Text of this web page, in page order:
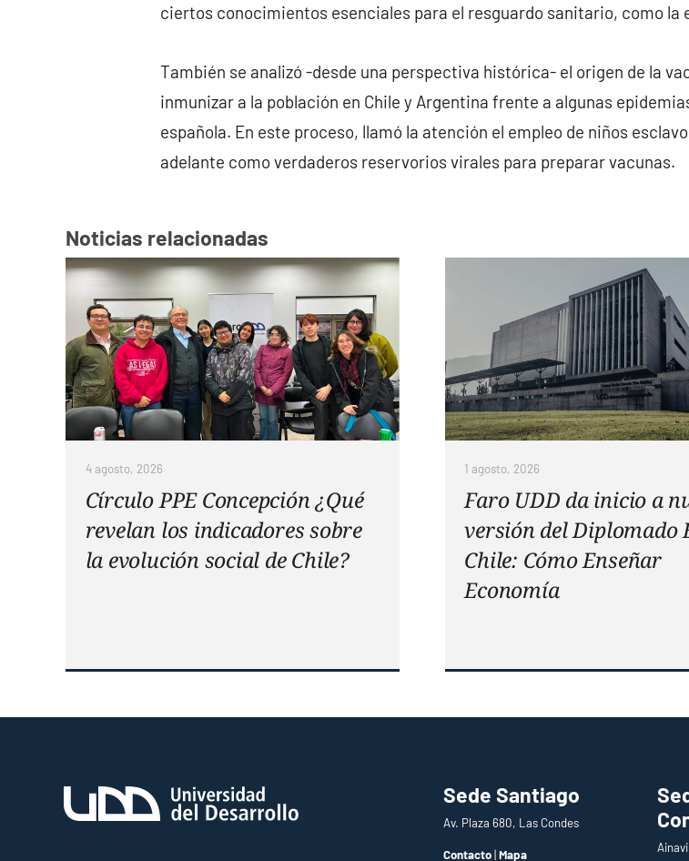
ciertos conocimientos esenciales para el resguardo sanitario, como la
También se analizó -desde una perspectiva histórica- el origen de la
inmunizar a la población en Chile y Argentina frente a algunas
española. En este proceso, llamó la atención el empleo de niños
adelante como verdaderos reservorios virales para preparar vacunas.
Noticias relacionadas
4 agosto, 2026
Círculo PPE Concepción ¿Qué
revelan los indicadores sobre
la evolución social de Chile?
1 agosto, 2026
Faro UDD da inicio a
versión del Diplomado
Chile: Cómo Enseñar
Economía
Sede Santiago
Av. Plaza 680, Las Condes
Contacto|Mapa